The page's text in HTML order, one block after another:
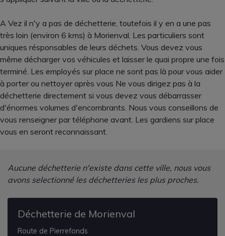
A Vez il n'y a pas de déchetterie, toutefois il y en a une pas
très loin (environ 6 kms) à Morienval. Les particuliers sont
uniques résponsables de leurs déchets. Vous devez vous
même décharger vos véhicules et laisser le quai propre une fois
terminé. Les employés sur place ne sont pas là pour vous aider
à porter ou nettoyer après vous Ne vous dirigez pas à la
déchetterie directement si vous devez vous débarrasser
d'énormes volumes d'encombrants. Nous vous conseillons de
vous renseigner par téléphone avant. Les gardiens sur place
vous en seront reconnaissant.
Aucune déchetterie n'existe dans cette ville, nous vous
avons selectionné les déchetteries les plus proches.
Déchetterie de Morienval
Route de Pierrefonds